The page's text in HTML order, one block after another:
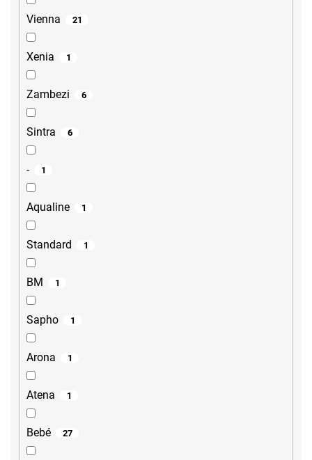
Vienna 21
Xenia 1
Zambezi 6
Sintra 6
- 1
Aqualine 1
Standard 1
BM 1
Sapho 1
Arona 1
Atena 1
Bebé 27